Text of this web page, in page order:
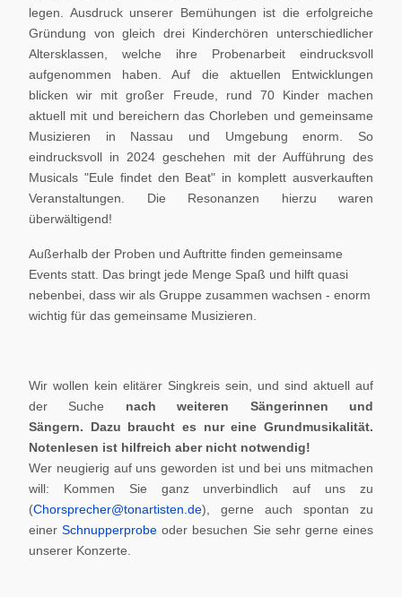
legen. Ausdruck unserer Bemühungen ist die erfolgreiche
Gründung von gleich drei Kinderchören unterschiedlicher
Altersklassen, welche ihre Probenarbeit eindrucksvoll
aufgenommen haben. Auf die aktuellen Entwicklungen
blicken wir mit großer Freude, rund 70 Kinder machen
aktuell mit und bereichern das Chorleben und gemeinsame
Musizieren in Nassau und Umgebung enorm. So
eindrucksvoll in 2024 geschehen mit der Aufführung des
Musicals "Eule findet den Beat" in komplett ausverkauften
Veranstaltungen. Die Resonanzen hierzu waren
überwältigend!
Außerhalb der Proben und Auftritte finden gemeinsame
Events statt. Das bringt jede Menge Spaß und hilft quasi
nebenbei, dass wir als Gruppe zusammen wachsen - enorm
wichtig für das gemeinsame Musizieren.
Wir wollen kein elitärer Singkreis sein, und sind aktuell auf
der Suche nach weiteren Sängerinnen und
Sängern. Dazu braucht es nur eine Grundmusikalität.
Notenlesen ist hilfreich aber nicht notwendig!
Wer neugierig auf uns geworden ist und bei uns mitmachen
will: Kommen Sie ganz unverbindlich auf uns zu
(Chorsprecher@tonartisten.de), gerne auch spontan zu
einerSchnupperprobe oder besuchen Sie sehr gerne eines
unserer Konzerte.